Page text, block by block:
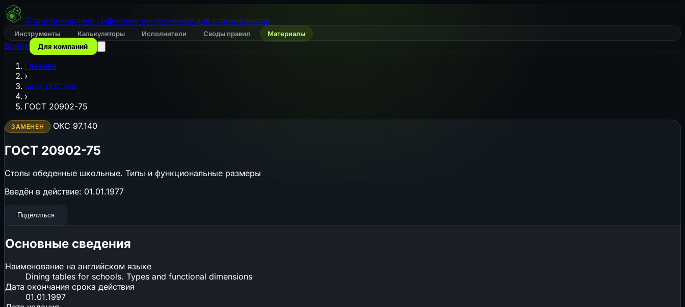
СтройКомплаенс Цифровые инструменты для строительства
Инструменты Калькуляторы Исполнители Своды правил Материалы
Войти Для компаний
Главная
›
База ГОСТов
›
ГОСТ 20902-75
ЗАМЕНЕН ОКС 97.140
ГОСТ 20902-75
Столы обеденные школьные. Типы и функциональные размеры
Введён в действие: 01.01.1977
Поделиться
Основные сведения
Наименование на английском языке
Dining tables for schools. Types and functional dimensions
Дата окончания срока действия
01.01.1997